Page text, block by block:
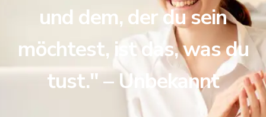
und dem, der du sein
möchtest, ist das, was du
tust." – Unbekannt